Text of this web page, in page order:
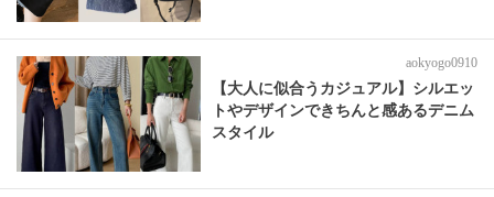
aokyogo0910
【大人に似合うカジュアル】シルエッ
トやデザインできちんと感あるデニム
スタイル